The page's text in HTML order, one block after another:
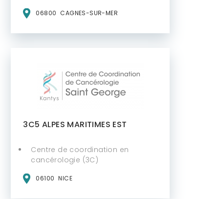
06800 CAGNES-SUR-MER
3C5 ALPES MARITIMES EST
Centre de coordination en
cancérologie (3C)
06100 NICE